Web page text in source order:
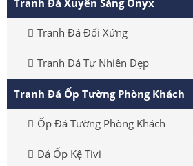
Tranh Đá Xuyên Sáng Onyx
Tranh Đá Đối Xứng
Tranh Đá Tự Nhiên Đẹp
Tranh Đá Ốp Tường Phòng Khách
Ốp Đá Tường Phòng Khách
Đá Ốp Kệ Tivi